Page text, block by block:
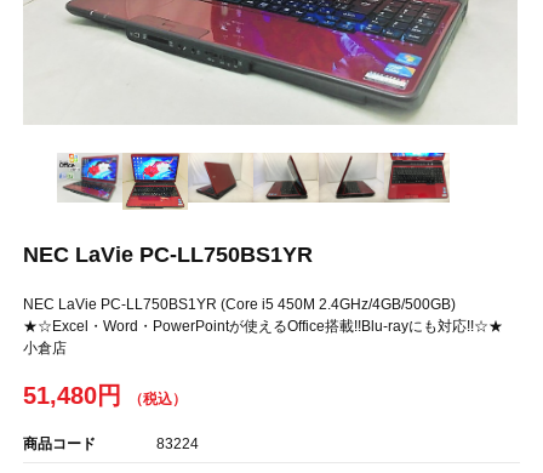
NEC LaVie PC-LL750BS1YR
NEC LaVie PC-LL750BS1YR (Core i5 450M 2.4GHz/4GB/500GB)
★☆Excel・Word・PowerPointが使えるOffice搭載!!Blu-rayにも対応!!☆★
小倉店
51,480円
商品コード 83224